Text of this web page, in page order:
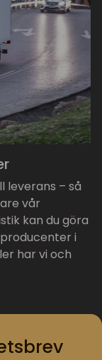
leverans – så
vår
kan du göra
i
har vi och